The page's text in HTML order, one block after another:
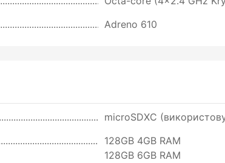
Adreno 610
microSDXC
128GB 4GB RAM
128GB 6GB RAM